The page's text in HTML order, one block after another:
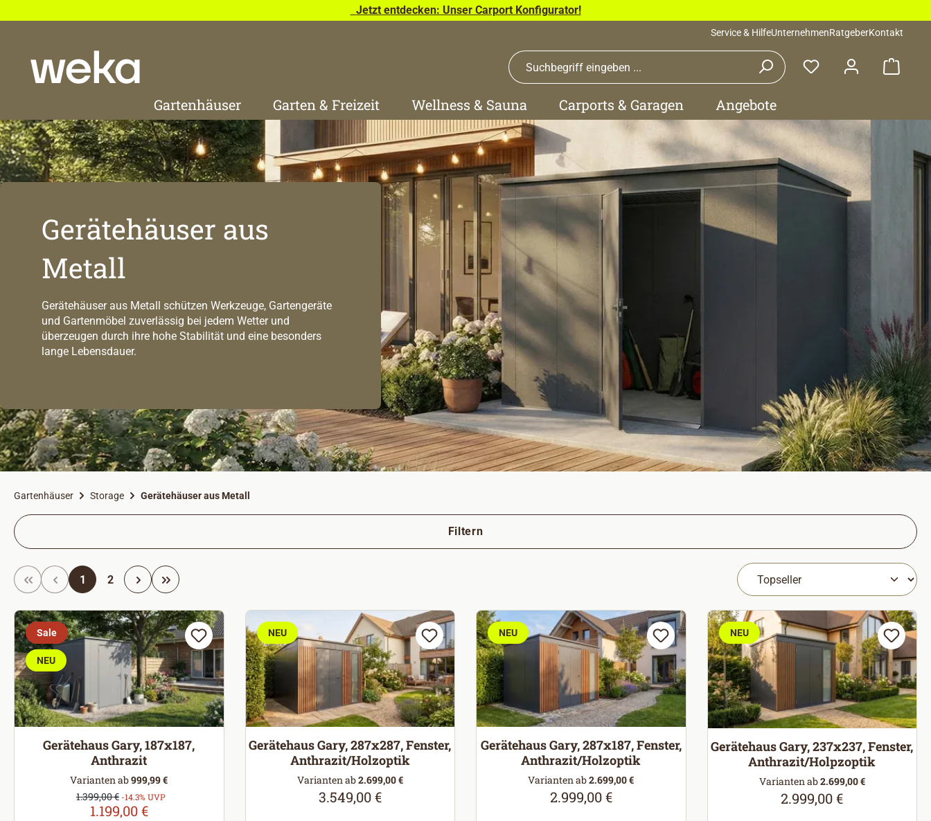
Jetzt entdecken: Unser Carport Konfigurator!
Service & HilfeUnternehmenRatgeberKontakt
Gartenhäuser Garten & Freizeit Wellness & Sauna Carports & Garagen Angebote
Gerätehäuser aus
Metall
Gerätehäuser aus Metall schützen Werkzeuge, Gartengeräte
und Gartenmöbel zuverlässig bei jedem Wetter und
überzeugen durch ihre hohe Stabilität und eine besonders
lange Lebensdauer.
Gartenhäuser Storage Gerätehäuser aus Metall
Filtern
Seite
1 Seite
2
Sale
NEU
Gerätehaus Gary, 187x187,
Anthrazit
Varianten ab999,99 €
Verkaufspreis:
1.199,00 €
Regulärer Preis:
1.399,00 € -14.3% UVP
NEU
Gerätehaus Gary, 287x287, Fenster,
Anthrazit/Holzoptik
Varianten ab2.699,00 €
Regulärer Preis:
3.549,00 €
NEU
Gerätehaus Gary, 287x187, Fenster,
Anthrazit/Holzoptik
Varianten ab2.699,00 €
Regulärer Preis:
2.999,00 €
NEU
Gerätehaus Gary, 237x237, Fenster,
Anthrazit/Holpzoptik
Varianten ab2.699,00 €
Regulärer Preis:
2.999,00 €